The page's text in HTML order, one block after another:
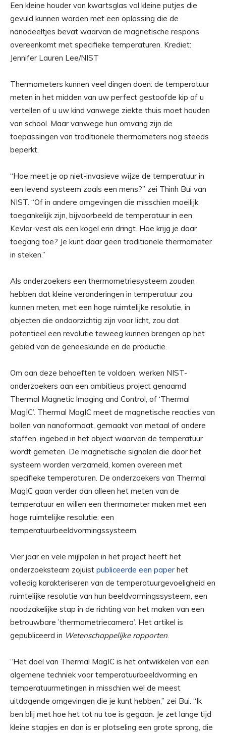
Een kleine houder van kwartsglas vol kleine putjes die
gevuld kunnen worden met een oplossing die de
nanodeeltjes bevat waarvan de magnetische respons
overeenkomt met specifieke temperaturen. Krediet:
Jennifer Lauren Lee/NIST
Thermometers kunnen veel dingen doen: de temperatuur
meten in het midden van uw perfect gestoofde kip of u
vertellen of u uw kind vanwege ziekte thuis moet houden
van school. Maar vanwege hun omvang zijn de
toepassingen van traditionele thermometers nog steeds
beperkt.
“Hoe meet je op niet-invasieve wijze de temperatuur in
een levend systeem zoals een mens?” zei Thinh Bui van
NIST. “Of in andere omgevingen die misschien moeilijk
toegankelijk zijn, bijvoorbeeld de temperatuur in een
Kevlar-vest als een kogel erin dringt. Hoe krijg je daar
toegang toe? Je kunt daar geen traditionele thermometer
in steken.”
Als onderzoekers een thermometriesysteem zouden
hebben dat kleine veranderingen in temperatuur zou
kunnen meten, met een hoge ruimtelijke resolutie, in
objecten die ondoorzichtig zijn voor licht, zou dat
potentieel een revolutie teweeg kunnen brengen op het
gebied van de geneeskunde en de productie.
Om aan deze behoeften te voldoen, werken NIST-
onderzoekers aan een ambitieus project genaamd
Thermal Magnetic Imaging and Control, of ‘Thermal
MagIC’. Thermal MagIC meet de magnetische reacties van
bollen van nanoformaat, gemaakt van metaal of andere
stoffen, ingebed in het object waarvan de temperatuur
wordt gemeten. De magnetische signalen die door het
systeem worden verzameld, komen overeen met
specifieke temperaturen. De onderzoekers van Thermal
MagIC gaan verder dan alleen het meten van de
temperatuur en willen een thermometer maken met een
hoge ruimtelijke resolutie: een
temperatuurbeeldvormingssysteem.
Vier jaar en vele mijlpalen in het project heeft het
onderzoeksteam zojuist publiceerde een paper het
volledig karakteriseren van de temperatuurgevoeligheid en
ruimtelijke resolutie van hun beeldvormingssysteem, een
noodzakelijke stap in de richting van het maken van een
betrouwbare ’thermometriecamera’. Het artikel is
gepubliceerd in Wetenschappelijke rapporten.
“Het doel van Thermal MagIC is het ontwikkelen van een
algemene techniek voor temperatuurbeeldvorming en
temperatuurmetingen in misschien wel de meest
uitdagende omgevingen die je kunt hebben,” zei Bui. “Ik
ben blij met hoe het tot nu toe is gegaan. Je zet lange tijd
kleine stapjes en dan is er plotseling een grote sprong, die